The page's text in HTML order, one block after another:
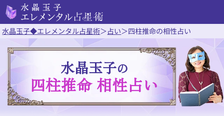
水晶玉子◆エレメンタル占星術＞占い＞四柱推命の相性占い
水晶玉子の
四柱推命 相性占い